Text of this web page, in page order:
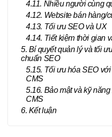
4.11. Nhiều người cùng
4.12. Website bán hàng/
4.13. Tối ưu SEO và UX
4.14. Tiết kiệm thời gian
5. Bí quyết quản lý và tối
chuẩn SEO
5.15. Tối ưu hóa SEO
CMS
5.16. Bảo mật và kỹ
CMS
6. Kết luận